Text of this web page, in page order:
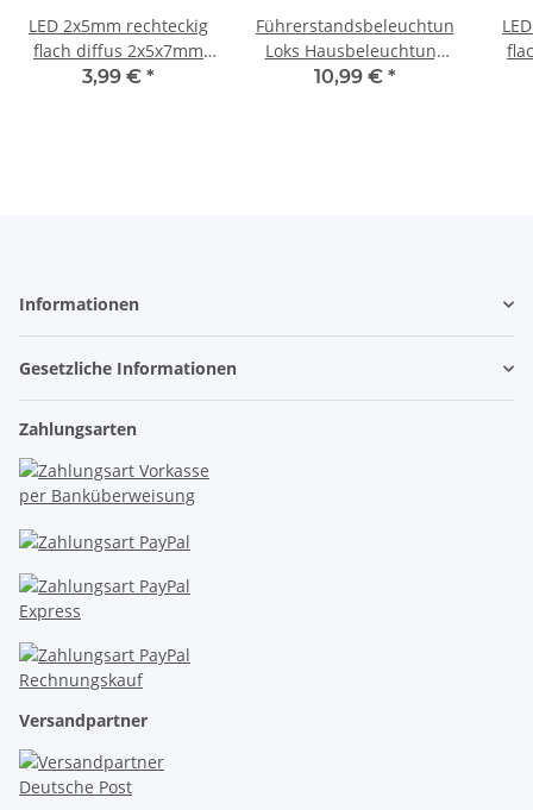
LED 2x5mm rechteckig
flach diffus 2x5x7mm
LEDs 10 20 50 100 Stück
3,99 € *
Führerstandsbeleuchtung
Loks Hausbeleuchtung
LED AC/DC analog und
10,99 € *
Informationen
Gesetzliche Informationen
Zahlungsarten
Versandpartner